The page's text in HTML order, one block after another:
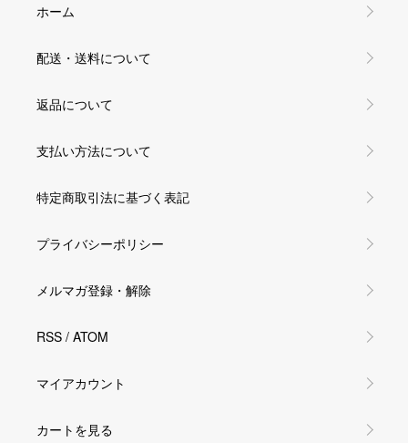
ホーム
配送・送料について
返品について
支払い方法について
特定商取引法に基づく表記
プライバシーポリシー
メルマガ登録・解除
RSS / ATOM
マイアカウント
カートを見る